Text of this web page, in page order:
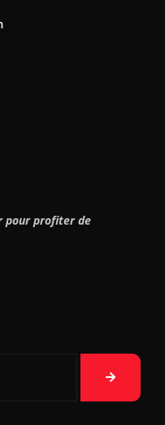
pour profiter de